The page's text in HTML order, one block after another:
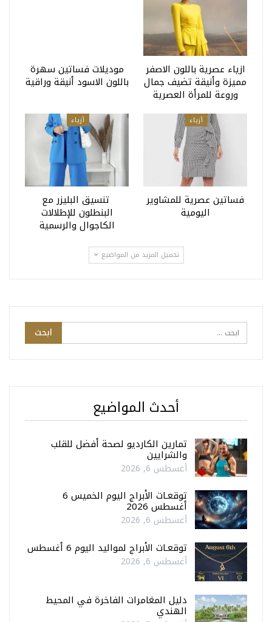
ازياء عصرية باللون الاصفر
مميزة وأنيقة تضيف جمال
وروعة للمرأة العصرية
موديلات فساتين سهرة
باللون الاسود أنيقة وراقية
أزياء
فساتين عصرية للمشاوير
اليومية
أزياء
تنسيق البليزر مع
البنطلون للإطلالات
الكاجوال والرسمية
تحميل المزيد من المواضيع
أحدث المواضيع
تمارين الكارديو لصحة أفضل للقلب
والشرايين
أغسطس 6, 2026
توقعـات الأبراج اليوم الخميس 6
أغسطس 2026
أغسطس 6, 2026
توقعـات الأبراج لمواليد اليوم 6 أغسطس
أغسطس 6, 2026
دليل المغامرات الفاخرة في المحيط
الهندي